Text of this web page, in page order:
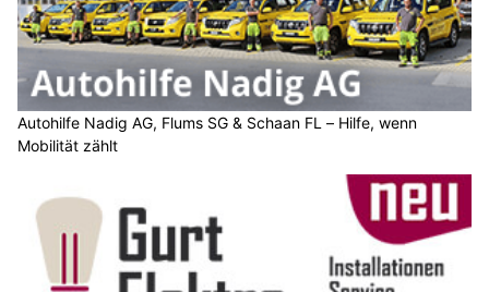
Autohilfe Nadig AG, Flums SG & Schaan FL – Hilfe, wenn
Mobilität zählt